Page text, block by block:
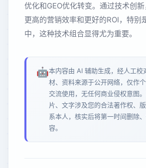
优化和GEO优化转变。通过技术创
更高的营销效率和更好的ROI，特别
中，这种技术组合显得尤为重要。
🤖本内容由 AI 辅助生成，经人工校
材、资料来源于公开网络，仅作
交流使用，无任何商业侵权意图
片、文字涉及您的合法著作权、
系本人，核实后将第一时间删除
容。